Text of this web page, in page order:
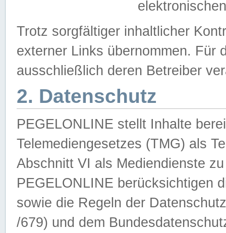
Trotz sorgfältiger inhaltlicher
externer Links übernommen. Für
ausschließlich deren Betreiber
2. Datenschutz
PEGELONLINE stellt Inhalte
Telemediengesetzes (TMG) als
Abschnitt VI als Mediendienste
PEGELONLINE berücksichtigen
sowie die Regeln der
/679) und dem